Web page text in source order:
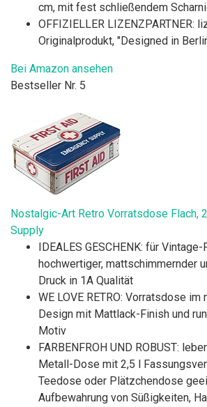
cm, mit fest schließendem
OFFIZIELLER LIZENZPARTNER:
Originalprodukt, "Designed in
Bei Amazon ansehen
Bestseller Nr. 5
Nostalgic-Art Retro Vorratsdose Flach,
Supply
IDEALES GESCHENK: für
hochwertiger, mattschimmernder
Druck in 1A Qualität
WE LOVE RETRO: Vorratsdose
Design mit Mattlack-Finish und
Motiv
FARBENFROH UND ROBUST:
Metall-Dose mit 2,5 l
Teedose oder Plätzchendose
Aufbewahrung von Süßigkeiten,